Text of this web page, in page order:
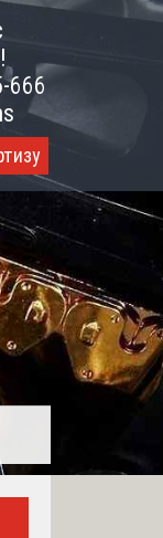
666